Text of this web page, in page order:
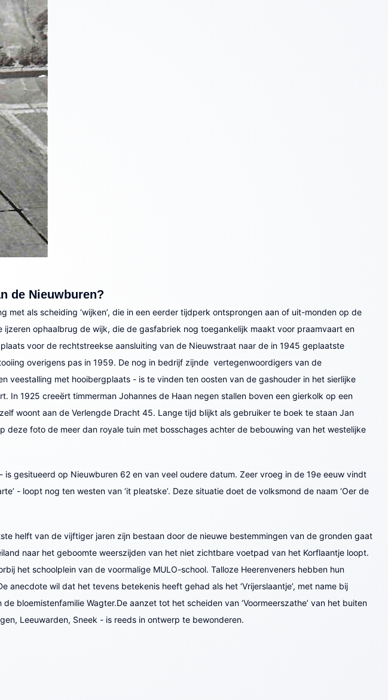
de Nieuwburen?
als scheiding ‘wijken’, die in een eerder tijdperk ontsprongen aan of uit-monden op de
ophaalbrug de wijk, die de gasfabriek nog toegankelijk maakt voor praamvaart en
voor de rechtstreekse aansluiting van de Nieuwstraat naar de in 1945 geplaatste
overigens pas in 1959. De nog in bedrijf zijnde vertegenwoordigers van de
veestalling met hooibergplaats - is te vinden ten oosten van de gashouder in het sierlijke
In 1925 creeërt timmerman Johannes de Haan negen stallen boven een gierkolk op een
woont aan de Verlengde Dracht 45. Lange tijd blijkt als gebruiker te boek te staan Jan
foto de meer dan royale tuin met bosschages achter de bebouwing van het westelijke
gesitueerd op Nieuwburen 62 en van veel oudere datum. Zeer vroeg in de 19e eeuw vindt
- loopt nog ten westen van ‘it pleatske’. Deze situatie doet de volksmond de naam ‘Oer de
helft van de vijftiger jaren zijn bestaan door de nieuwe bestemmingen van de gronden gaat
naar het geboomte weerszijden van het niet zichtbare voetpad van het Korflaantje loopt.
het schoolplein van de voormalige MULO-school. Talloze Heerenveners hebben hun
wil dat het tevens betekenis heeft gehad als het ‘Vrijerslaantje’, met name bij
bloemistenfamilie Wagter.De aanzet tot het scheiden van ‘Voormeerszathe’ van het buiten
Leeuwarden, Sneek - is reeds in ontwerp te bewonderen.